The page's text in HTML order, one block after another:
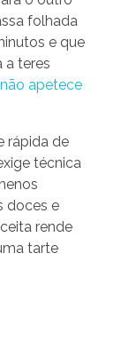
folhada
e que
a teres
apetece
rápida de
técnica
doces e
rende
tarte